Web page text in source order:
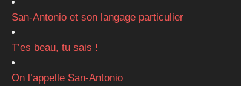
San-Antonio et son langage particulier
T’es beau, tu sais !
On l’appelle San-Antonio